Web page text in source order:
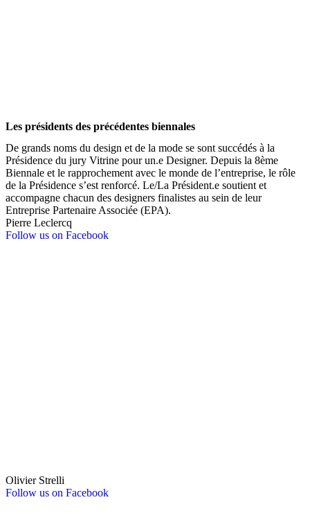
Les présidents des précédentes biennales
De grands noms du design et de la mode se sont succédés à la
Présidence du jury Vitrine pour un.e Designer. Depuis la 8ème
Biennale et le rapprochement avec le monde de l’entreprise, le rôle
de la Présidence s’est renforcé. Le/La Président.e soutient et
accompagne chacun des designers finalistes au sein de leur
Entreprise Partenaire Associée (EPA).
Pierre Leclercq
Follow us on Facebook
Olivier Strelli
Follow us on Facebook